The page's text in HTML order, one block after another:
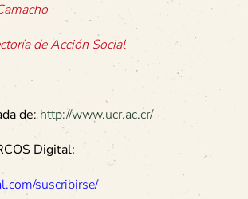
de Acción Social
de:http://www.ucr.ac.cr/
Digital:
suscribirse/